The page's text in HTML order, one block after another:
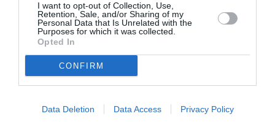
I want to opt-out of Collection, Use,
Retention, Sale, and/or Sharing of my
Personal Data that Is Unrelated with the
Purposes for which it was collected.
Opted In
CONFIRM
Data Deletion Data Access Privacy Policy